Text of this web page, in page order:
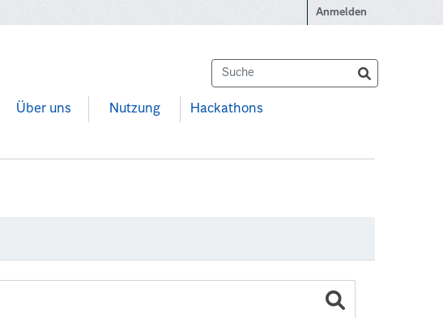
Anmelden
Über uns Nutzung Hackathons